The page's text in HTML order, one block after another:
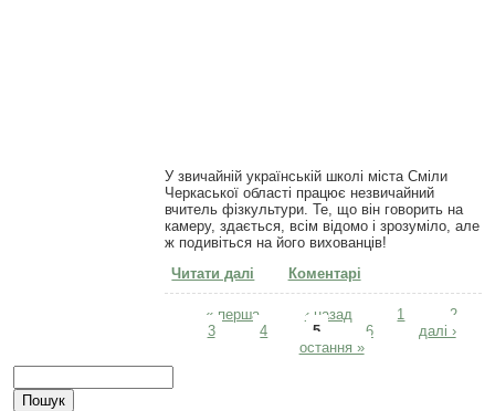
У звичайній українській школі міста Сміли
Черкаської області працює незвичайний
вчитель фізкультури. Те, що він говорить на
камеру, здається, всім відомо і зрозуміло, але
ж подивіться на його вихованців!
Читати далі про Унікальний вчитель
фізкультури
Коментарі
Сторінки
« перша ‹ назад 1
2
3
4 5 6
далі ›
остання »